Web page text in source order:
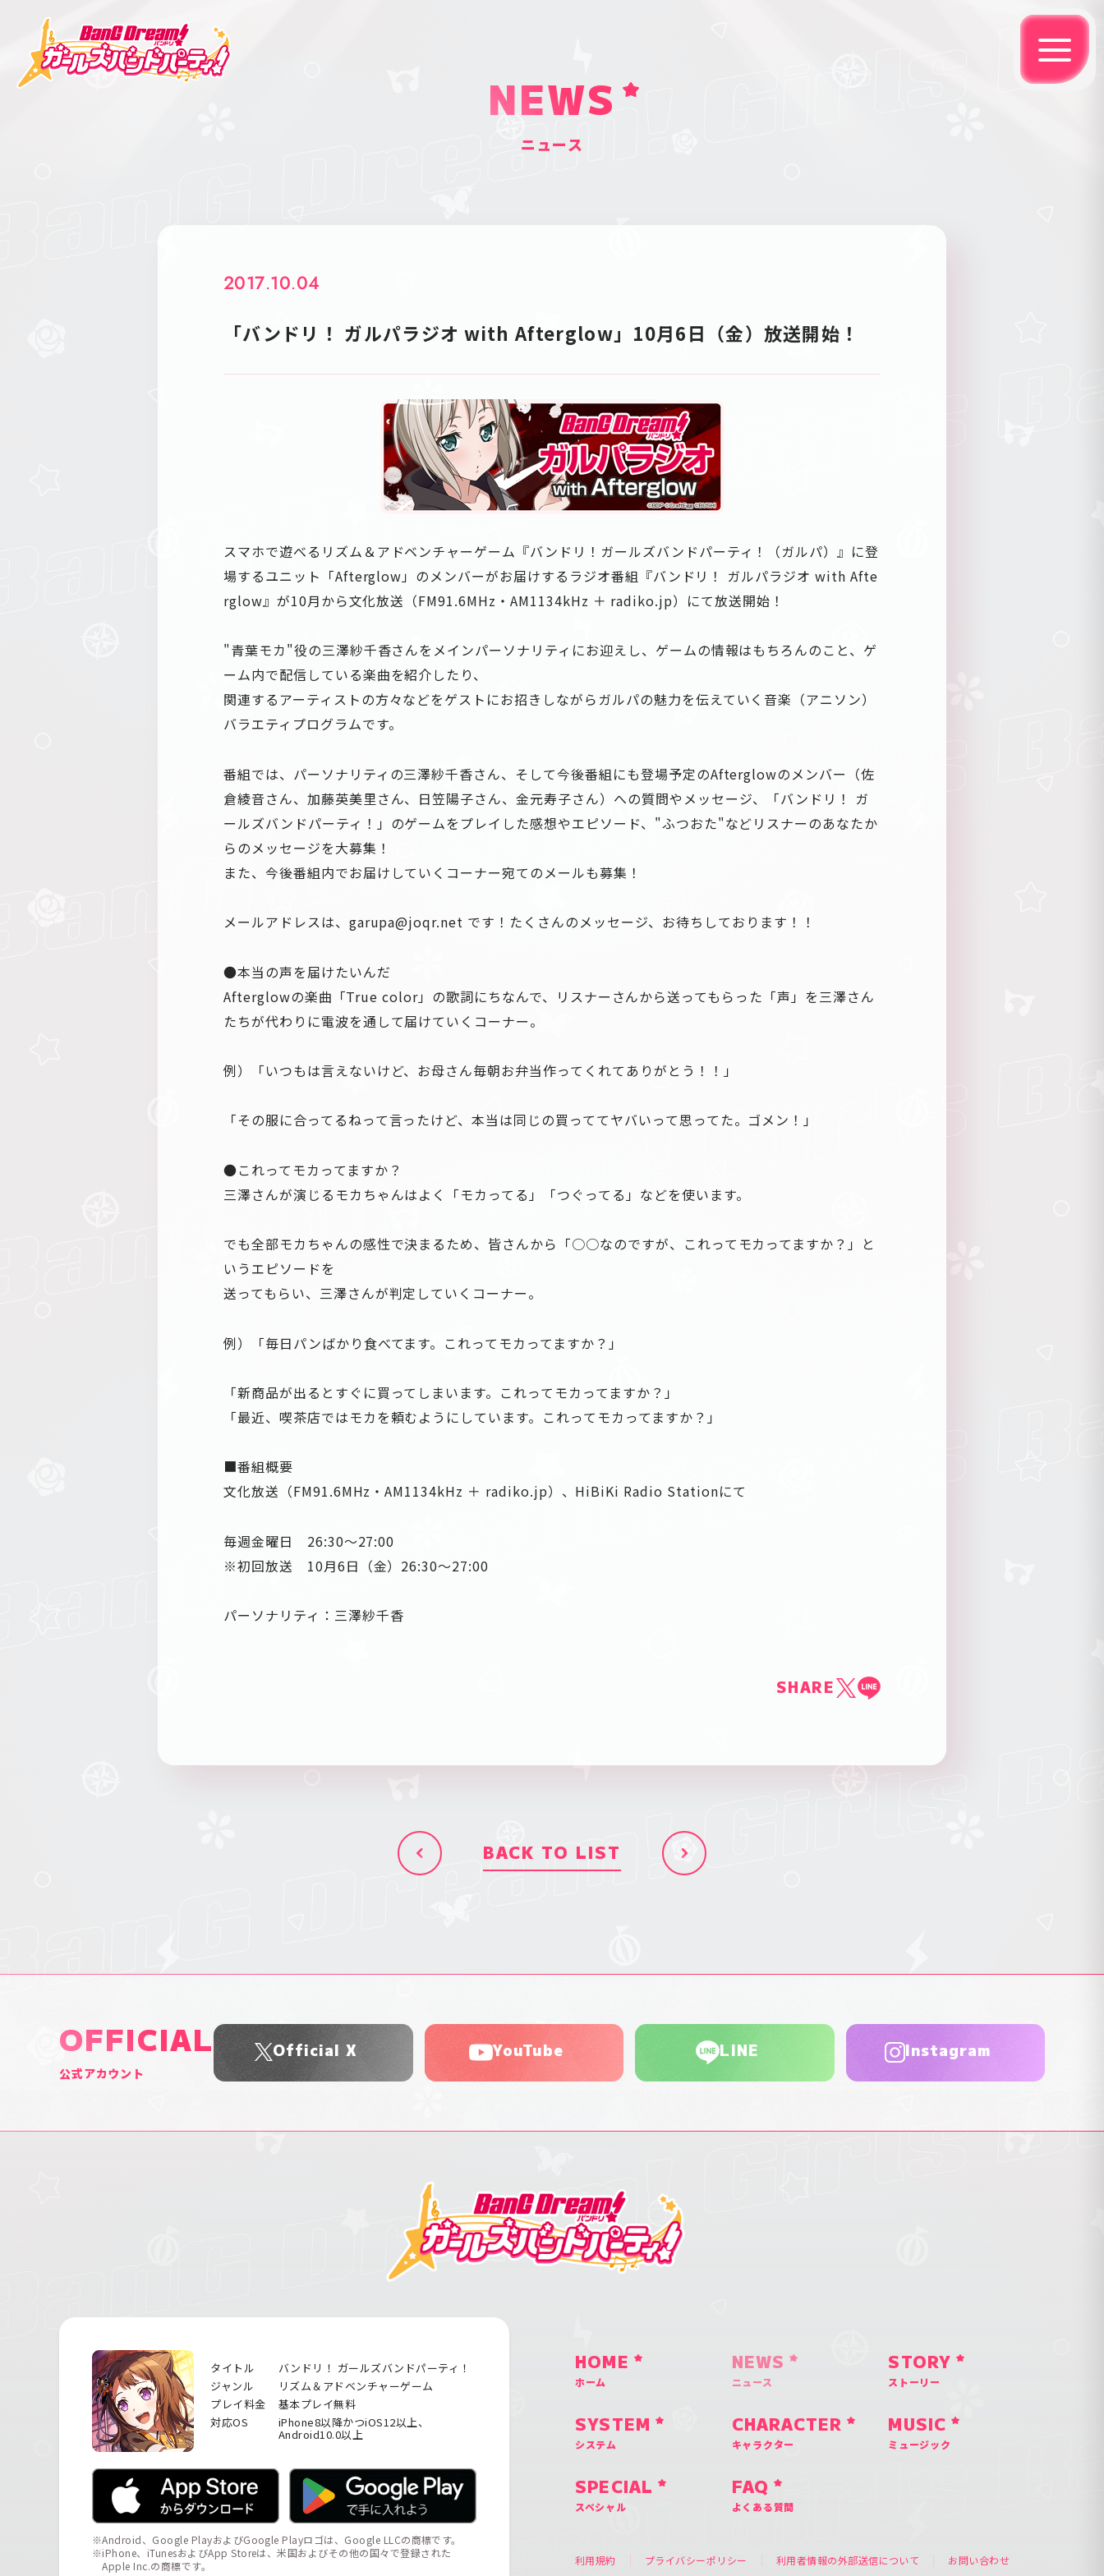
NEWS
ニュース
2017.10.04
「バンドリ！ ガルパラジオ with Afterglow」10月6日（金）放送開始！
スマホで遊べるリズム＆アドベンチャーゲーム『バンドリ！ガールズバンドパーティ！（ガルパ）』に登
場するユニット「Afterglow」のメンバーがお届けするラジオ番組『バンドリ！ ガルパラジオ with Afte
rglow』が10月から文化放送（FM91.6MHz・AM1134kHz ＋ radiko.jp）にて放送開始！
"青葉モカ"役の三澤紗千香さんをメインパーソナリティにお迎えし、ゲームの情報はもちろんのこと、ゲ
ーム内で配信している楽曲を紹介したり、
関連するアーティストの方々などをゲストにお招きしながらガルパの魅力を伝えていく音楽（アニソン）
バラエティプログラムです。
番組では、パーソナリティの三澤紗千香さん、そして今後番組にも登場予定のAfterglowのメンバー（佐
倉綾音さん、加藤英美里さん、日笠陽子さん、金元寿子さん）への質問やメッセージ、「バンドリ！ ガ
ールズバンドパーティ！」のゲームをプレイした感想やエピソード、"ふつおた"などリスナーのあなたか
らのメッセージを大募集！
また、今後番組内でお届けしていくコーナー宛てのメールも募集！
メールアドレスは、garupa@joqr.net です！たくさんのメッセージ、お待ちしております！！
●本当の声を届けたいんだ
Afterglowの楽曲「True color」の歌詞にちなんで、リスナーさんから送ってもらった「声」を三澤さん
たちが代わりに電波を通して届けていくコーナー。
例）「いつもは言えないけど、お母さん毎朝お弁当作ってくれてありがとう！！」
「その服に合ってるねって言ったけど、本当は同じの買っててヤバいって思ってた。ゴメン！」
●これってモカってますか？
三澤さんが演じるモカちゃんはよく「モカってる」「つぐってる」などを使います。
でも全部モカちゃんの感性で決まるため、皆さんから「○○なのですが、これってモカってますか？」と
いうエピソードを
送ってもらい、三澤さんが判定していくコーナー。
例）「毎日パンばかり食べてます。これってモカってますか？」
「新商品が出るとすぐに買ってしまいます。これってモカってますか？」
「最近、喫茶店ではモカを頼むようにしています。これってモカってますか？」
■番組概要
文化放送（FM91.6MHz・AM1134kHz ＋ radiko.jp）、HiBiKi Radio Stationにて
毎週金曜日 26:30～27:00
※初回放送 10月6日（金）26:30～27:00
パーソナリティ：三澤紗千香
SHARE
BACK TO LIST
OFFICIAL
公式アカウント
Official X YouTube LINE Instagram
HOME
ホーム
NEWS
ニュース
STORY
ストーリー
SYSTEM
システム
CHARACTER
キャラクター
MUSIC
ミュージック
SPECIAL
スペシャル
FAQ
よくある質問
タイトル
バンドリ！ ガールズバンドパーティ！
ジャンル
リズム＆アドベンチャーゲーム
プレイ料金
基本プレイ無料
対応OS
iPhone8以降かつiOS12以上、
Android10.0以上
※Android、Google PlayおよびGoogle Playロゴは、Google LLCの商標です。
※iPhone、iTunesおよびApp Storeは、米国およびその他の国々で登録された
Apple Inc.の商標です。
利用規約 プライバシーポリシー 利用者情報の外部送信について お問い合わせ